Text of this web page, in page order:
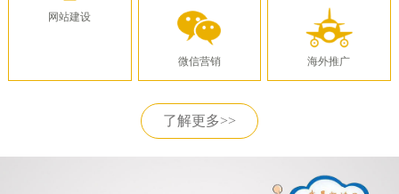
网站建设
微信营销 海外推广
了解更多>>